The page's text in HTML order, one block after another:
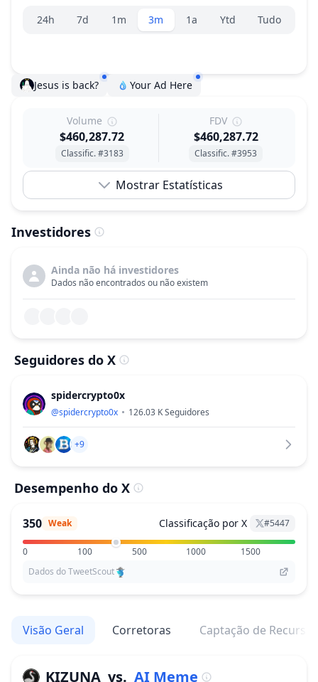
Seletor de faixa
24h 7d 1m 3m 1a Ytd Tudo
Jesus is back? Your Ad Here
Volume
$460,287.72
Classific. #3183
FDV
$460,287.72
Classific. #3953
Mostrar Estatísticas
Investidores
Ainda não há investidores
Dados não encontrados ou não existem
Seguidores do X
spidercrypto0x
@spidercrypto0x 126.03 KSeguidores
+9
Desempenho do X
350 Weak Classificação por X #5447
0 100 500 1000
1500
Dados do TweetScout
Visão Geral Corretoras Captação de Recursos
KIZUNA vs. AI Meme